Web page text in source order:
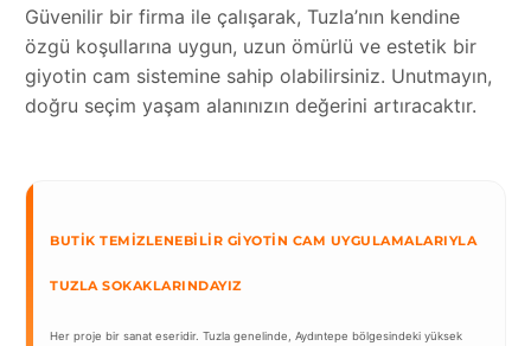
Güvenilir bir firma ile çalışarak, Tuzla’nın kendine
özgü koşullarına uygun, uzun ömürlü ve estetik bir
giyotin cam sistemine sahip olabilirsiniz. Unutmayın,
doğru seçim yaşam alanınızın değerini artıracaktır.
BUTIK TEMIZLENEBILIR GIYOTIN CAM UYGULAMALARIYLA
TUZLA SOKAKLARINDAYIZ
Her proje bir sanat eseridir. Tuzla genelinde, Aydıntepe bölgesindeki yüksek